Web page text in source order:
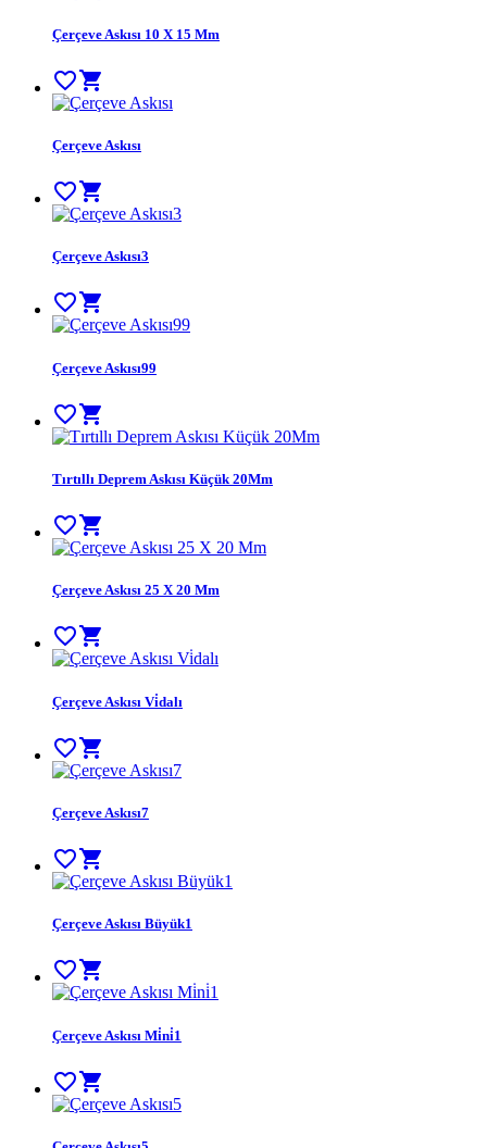
Çerçeve Askısı 10 X 15 Mm
favorite_bordershopping_cart
Çerçeve Askısı
favorite_bordershopping_cart
Çerçeve Askısı3
favorite_bordershopping_cart
Çerçeve Askısı99
favorite_bordershopping_cart
Tırtıllı Deprem Askısı Küçük 20Mm
favorite_bordershopping_cart
Çerçeve Askısı 25 X 20 Mm
favorite_border shopping_cart
Çerçeve Askısı Vi̇dalı
favorite_bordershopping_cart
Çerçeve Askısı7
favorite_bordershopping_cart
Çerçeve Askısı Büyük1
favorite_border shopping_cart
Çerçeve Askısı Mi̇ni̇1
favorite_bordershopping_cart